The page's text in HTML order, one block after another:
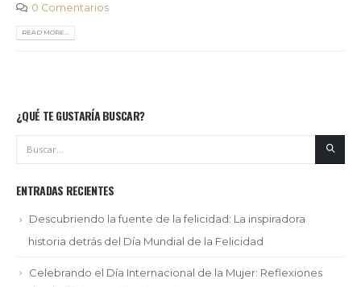
0 Comentarios
READ MORE...
¿QUÉ TE GUSTARÍA BUSCAR?
ENTRADAS RECIENTES
Descubriendo la fuente de la felicidad: La inspiradora
historia detrás del Día Mundial de la Felicidad
Celebrando el Día Internacional de la Mujer: Reflexiones